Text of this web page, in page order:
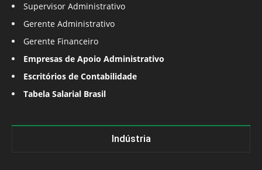
Supervisor Administrativo
Gerente Administrativo
Gerente Financeiro
Empresas de Apoio Administrativo
Escritórios de Contabilidade
Tabela Salarial Brasil
Indústria